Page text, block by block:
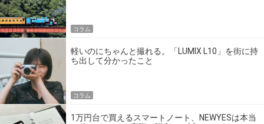
コラム
軽いのにちゃんと撮れる。「LUMIX L10」を街に持
ち出して分かったこと
コラム
1万円台で買えるスマートノート、NEWYESは本当